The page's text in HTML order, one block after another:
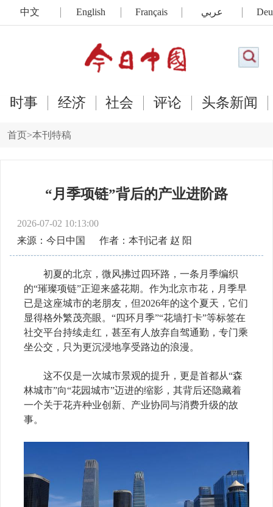
中文 English Français عربي
时事 经济 社会 评论 头条新闻
首页>本刊特稿
“月季项链”背后的产业进阶路
2026-07-02 10:13:00
来源：今日中国
作者：本刊记者 赵 阳
初夏的北京，微风拂过四环路，一条月季编织
的“璀璨项链”正迎来盛花期。作为北京市花，月季早
已是这座城市的老朋友，但2026年的这个夏天，它们
显得格外繁茂亮眼。“四环月季”“花墙打卡”等标签在
社交平台持续走红，甚至有人放弃自驾通勤，专门乘
坐公交，只为更沉浸地享受路边的浪漫。
这不仅是一次城市景观的提升，更是首都从“森
林城市”向“花园城市”迈进的缩影，其背后还隐藏着
一个关于花卉种业创新、产业协同与消费升级的故
事。